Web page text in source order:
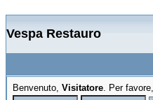
Vespa Restauro
Benvenuto, Visitatore. Per